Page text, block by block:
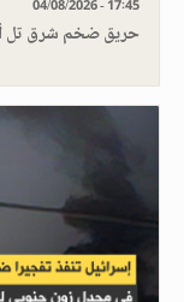
04/08/2026 - 17:45
حريق ضخم شرق تل